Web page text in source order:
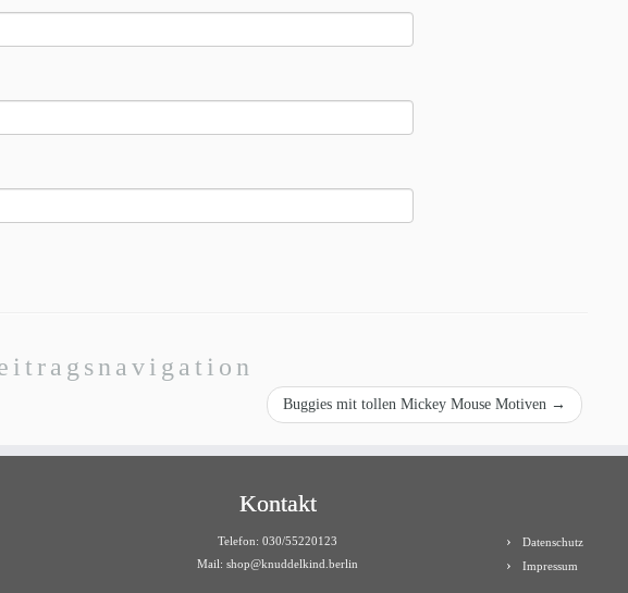
Buggies mit tollen Mickey Mouse Motiven →
Kontakt
Telefon: 030/55220123
Mail: shop@knuddelkind.berlin
Datenschutz
Impressum